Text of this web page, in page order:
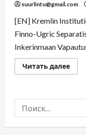
suurlintu@gmail.com
[EN] Kremlin
Finno-Ugric
Inkerinmaan
Читать далее